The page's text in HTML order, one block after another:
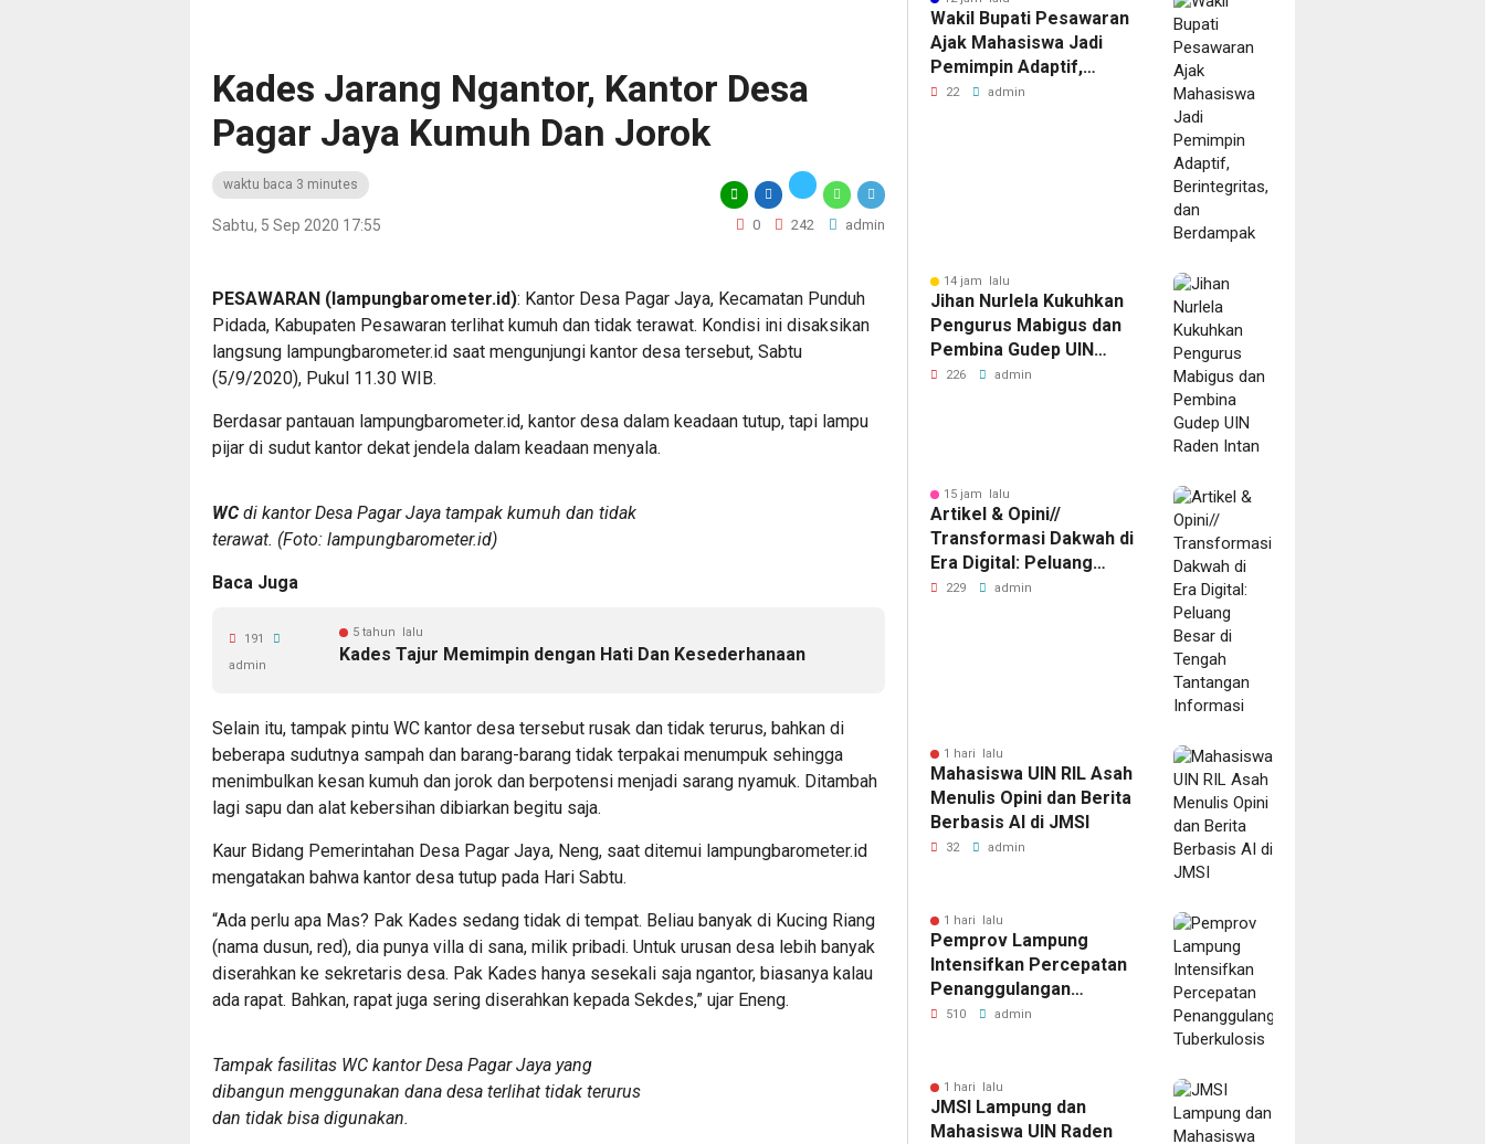
Kades Jarang Ngantor, Kantor Desa
Pagar Jaya Kumuh Dan Jorok
waktu baca 3 minutes
Sabtu, 5 Sep 2020 17:55 0 242 admin
PESAWARAN (lampungbarometer.id): Kantor Desa Pagar Jaya, Kecamatan Punduh
Pidada, Kabupaten Pesawaran terlihat kumuh dan tidak terawat. Kondisi ini disaksikan
langsung lampungbarometer.id saat mengunjungi kantor desa tersebut, Sabtu
(5/9/2020), Pukul 11.30 WIB.
Berdasar pantauan lampungbarometer.id, kantor desa dalam keadaan tutup, tapi lampu
pijar di sudut kantor dekat jendela dalam keadaan menyala.
WCdi kantor Desa Pagar Jaya tampak kumuh dan tidak
terawat. (Foto: lampungbarometer.id)
Baca Juga
5 tahun lalu
Kades Tajur Memimpin dengan Hati Dan Kesederhanaan
191
admin
Selain itu, tampak pintu WC kantor desa tersebut rusak dan tidak terurus, bahkan di
beberapa sudutnya sampah dan barang-barang tidak terpakai menumpuk sehingga
menimbulkan kesan kumuh dan jorok dan berpotensi menjadi sarang nyamuk. Ditambah
lagi sapu dan alat kebersihan dibiarkan begitu saja.
Kaur Bidang Pemerintahan Desa Pagar Jaya, Neng, saat ditemui lampungbarometer.id
mengatakan bahwa kantor desa tutup pada Hari Sabtu.
“Ada perlu apa Mas? Pak Kades sedang tidak di tempat. Beliau banyak di Kucing Riang
(nama dusun, red), dia punya villa di sana, milik pribadi. Untuk urusan desa lebih banyak
diserahkan ke sekretaris desa. Pak Kades hanya sesekali saja ngantor, biasanya kalau
ada rapat. Bahkan, rapat juga sering diserahkan kepada Sekdes,” ujar Eneng.
Tampak fasilitas WC kantor Desa Pagar Jaya yang
dibangun menggunakan dana desa terlihat tidak terurus
dan tidak bisa digunakan.
Wakil Bupati Pesawaran
Ajak Mahasiswa Jadi
Pemimpin Adaptif,
Berintegritas, dan
22 admin
14 jam lalu
Jihan Nurlela Kukuhkan
Pengurus Mabigus dan
Pembina Gudep UIN
Raden Intan
226 admin
15 jam lalu
Artikel & Opini//
Transformasi Dakwah di
Era Digital: Peluang
Besar di Tengah
229 admin
1 hari lalu
Mahasiswa UIN RIL Asah
Menulis Opini dan Berita
Berbasis AI di JMSI
32 admin
1 hari lalu
Pemprov Lampung
Intensifkan Percepatan
Penanggulangan
Tuberkulosis
510 admin
1 hari lalu
JMSI Lampung dan
Mahasiswa UIN Raden